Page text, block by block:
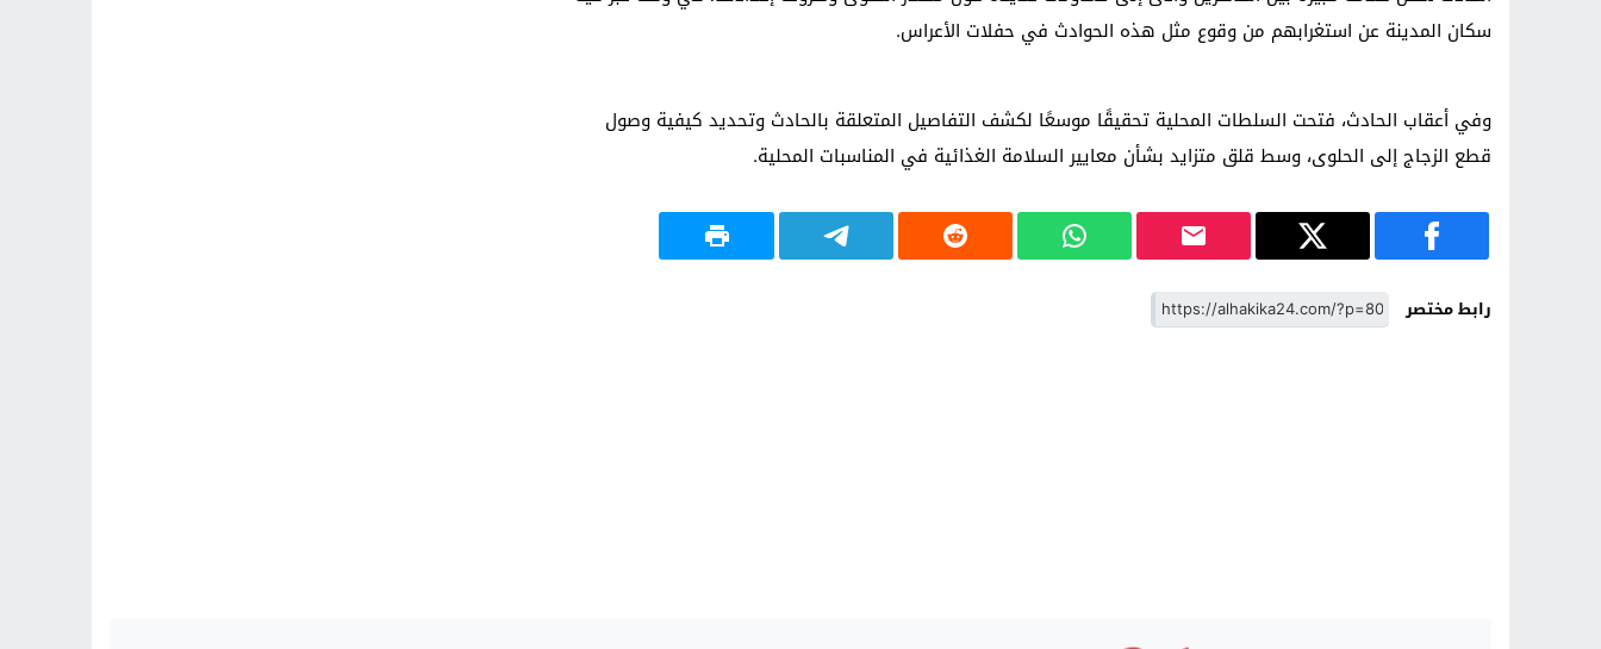
سكان المدينة عن استغرابهم من وقوع مثل هذه الحوادث في حفلات الأعراس.
وفي أعقاب الحادث، فتحت السلطات المحلية تحقيقًا موسعًا لكشف التفاصيل المتعلقة بالحادث وتحديد كيفية وصول
قطع الزجاج إلى الحلوى، وسط قلق متزايد بشأن معايير السلامة الغذائية في المناسبات المحلية.
رابط مختصر